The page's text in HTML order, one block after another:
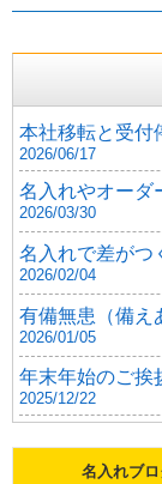
本社移転と受付
2026/06/17
名入れやオーダ
2026/03/30
名入れで差がつ
2026/02/04
有備無患（備え
2026/01/05
年末年始のご挨
2025/12/22
名入れブ